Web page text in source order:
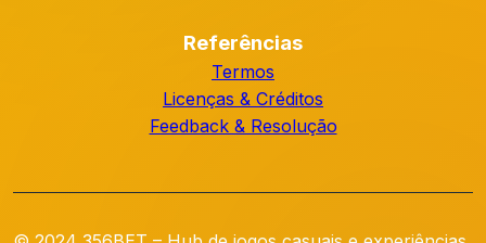
Referências
Termos
Licenças & Créditos
Feedback & Resolução